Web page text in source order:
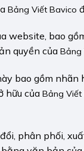
Bảng Viết Bavico
website, bao
quyền của Bảng
bao gồm
hữu của Bảng Viết
phân phối,